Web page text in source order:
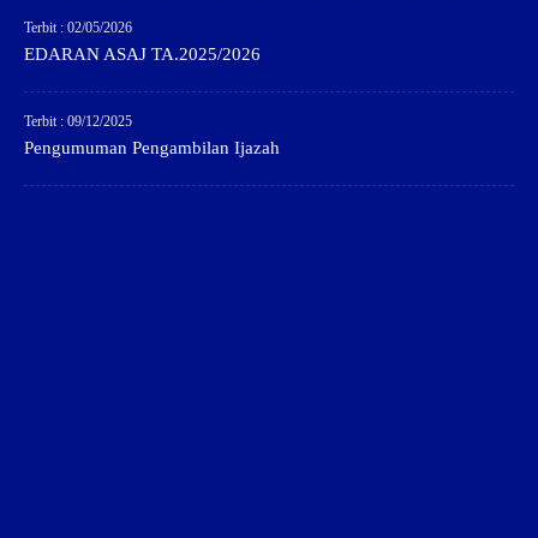
Terbit : 02/05/2026
EDARAN ASAJ TA.2025/2026
Terbit : 09/12/2025
Pengumuman Pengambilan Ijazah